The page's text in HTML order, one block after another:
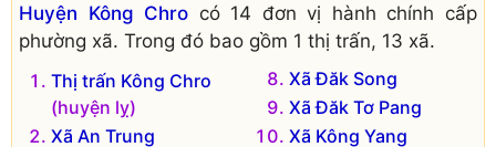
Huyện Kông Chro có 14 đơn vị hành chính cấp
phường xã. Trong đó bao gồm 1 thị trấn, 13 xã.
Thị trấn Kông Chro
(huyện lỵ)
Xã An Trung
Xã Đăk Song
Xã Đăk Tơ Pang
Xã Kông Yang